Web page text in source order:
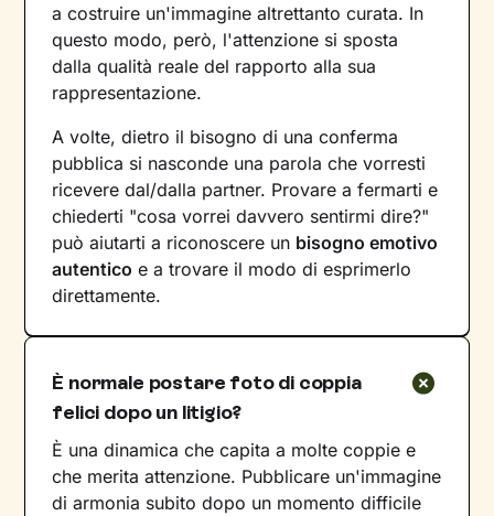
a costruire un'immagine altrettanto curata. In
questo modo, però, l'attenzione si sposta
dalla qualità reale del rapporto alla sua
rappresentazione.
A volte, dietro il bisogno di una conferma
pubblica si nasconde una parola che vorresti
ricevere dal/dalla partner. Provare a fermarti e
chiederti "cosa vorrei davvero sentirmi dire?"
può aiutarti a riconoscere un bisogno emotivo
autentico e a trovare il modo di esprimerlo
direttamente.
È normale postare foto di coppia
felici dopo un litigio?
È una dinamica che capita a molte coppie e
che merita attenzione. Pubblicare un'immagine
di armonia subito dopo un momento difficile